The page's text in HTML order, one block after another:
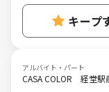
キープ
アルバイト・パート
CASA COLOR 経堂駅